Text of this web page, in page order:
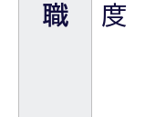
職
度